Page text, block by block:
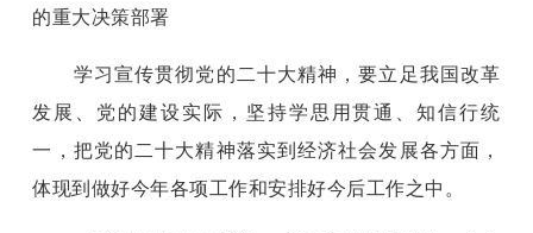
的重大决策部署
学习宣传贯彻党的二十大精神，要立足我国改革
发展、党的建设实际，坚持学思用贯通、知信行统
一，把党的二十大精神落实到经济社会发展各方面，
体现到做好今年各项工作和安排好今后工作之中。